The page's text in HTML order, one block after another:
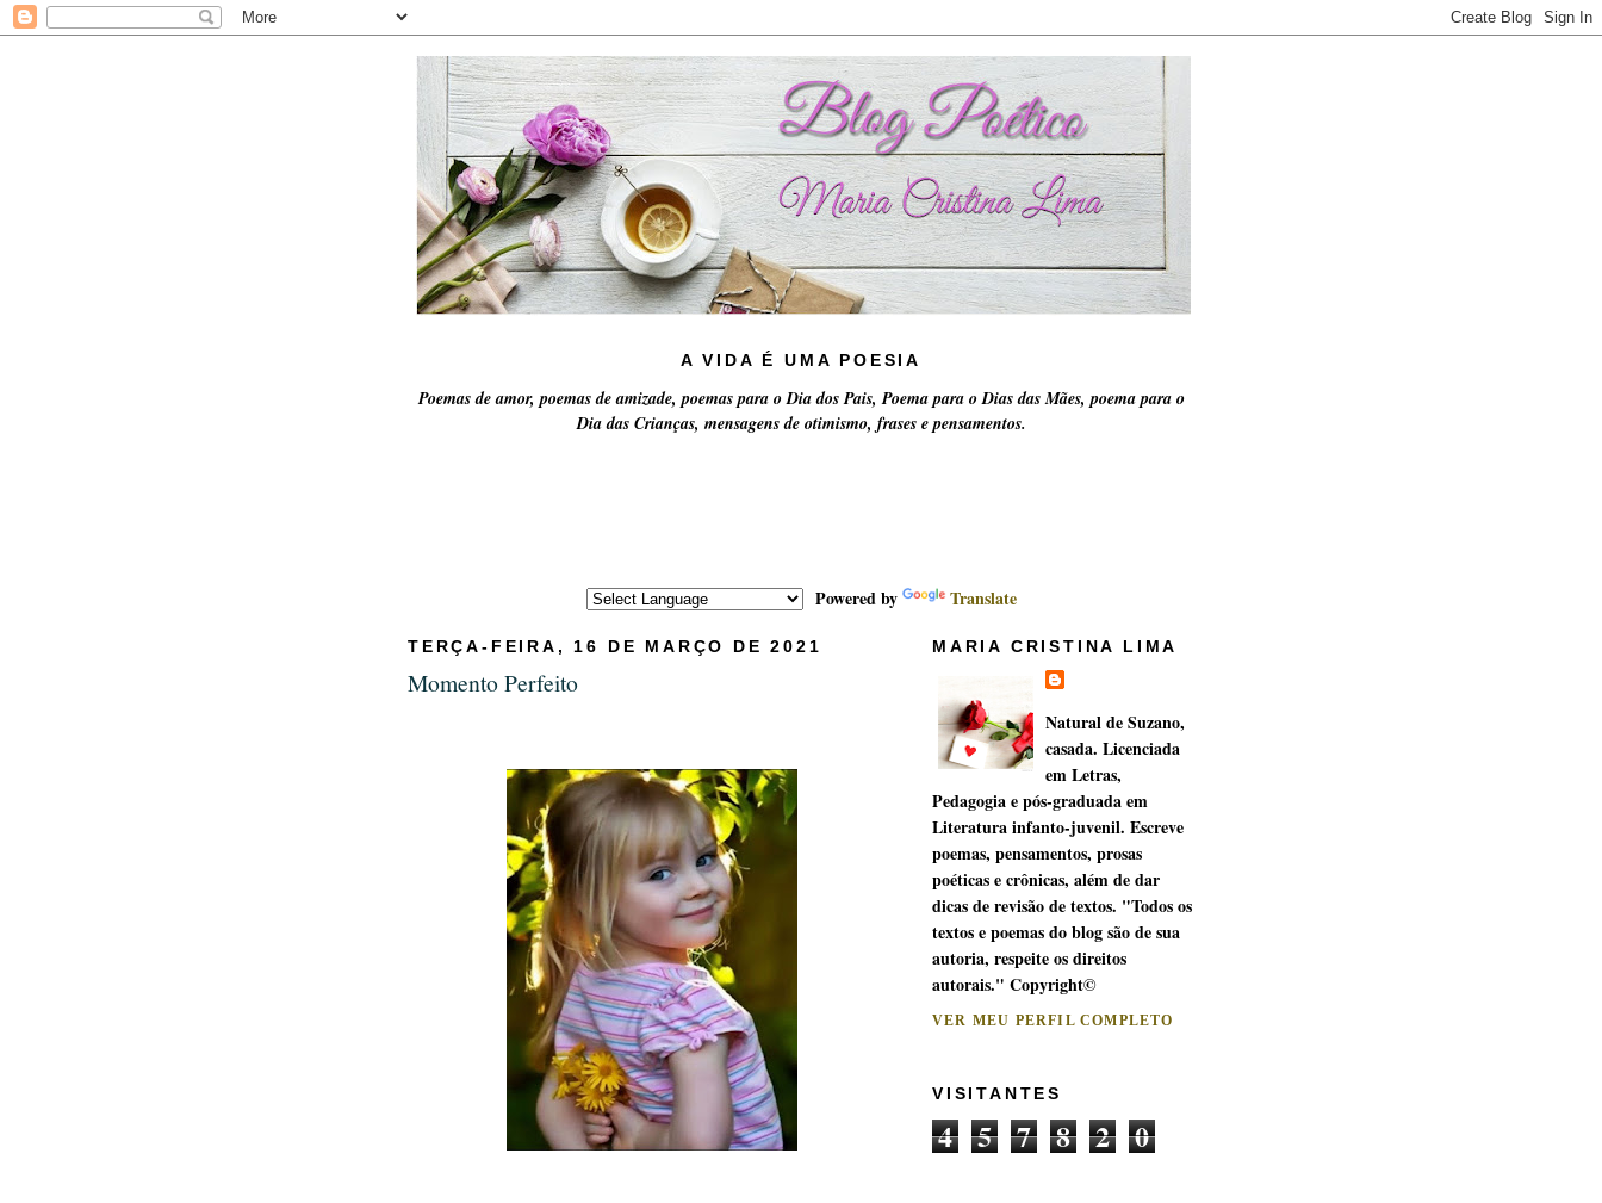
A VIDA É UMA POESIA
Poemas de amor, poemas de amizade, poemas para o Dia dos Pais, Poema para o Dias das Mães, poema para o
Dia das Crianças, mensagens de otimismo, frases e pensamentos.
Powered by Translate
TERÇA-FEIRA, 16 DE MARÇO DE 2021
Momento Perfeito
MARIA CRISTINA LIMA
Natural de Suzano,
casada. Licenciada
em Letras,
Pedagogia e pós-graduada em
Literatura infanto-juvenil. Escreve
poemas, pensamentos, prosas
poéticas e crônicas, além de dar
dicas de revisão de textos. "Todos os
textos e poemas do blog são de sua
autoria, respeite os direitos
autorais." Copyright©
VER MEU PERFIL COMPLETO
VISITANTES
4 5 7 8 2 0